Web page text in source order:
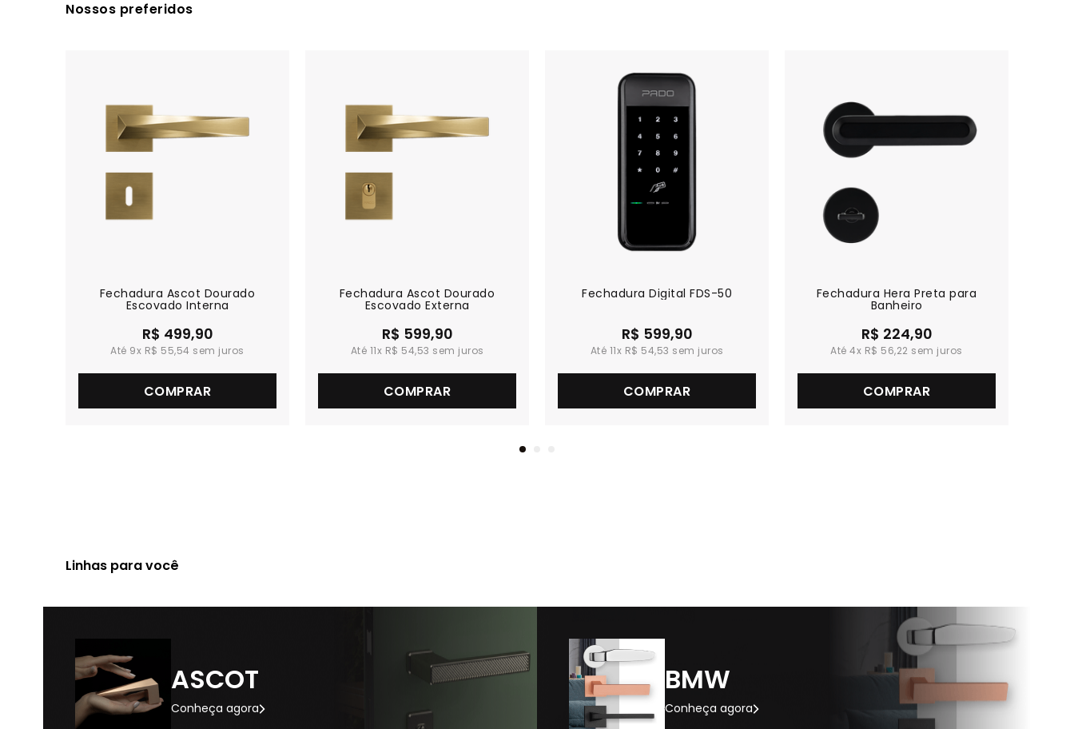
Nossos preferidos
Fechadura Ascot Dourado
Escovado Interna
R$ 499,90
9x R$ 55,54
COMPRAR
Fechadura Ascot Dourado
Escovado Externa
R$ 599,90
11x R$ 54,53
COMPRAR
Fechadura Digital FDS-50
R$ 599,90
11x R$ 54,53
COMPRAR
Fechadura Hera Preta para
Banheiro
R$ 224,90
4x R$ 56,22
COMPRAR
Linhas para você
ASCOT
Conheça agora
BMW
Conheça agora